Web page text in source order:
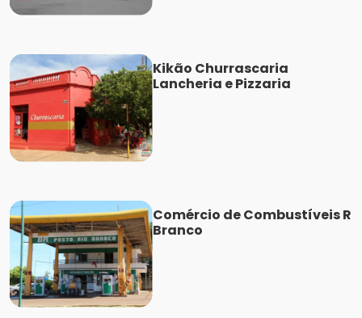
Kikão Churrascaria
Lancheria e Pizzaria
Comércio de Combustíveis R
Branco